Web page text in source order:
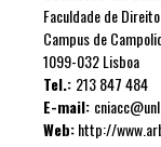
Faculdade de
Campus de
1099-032 Lisboa
Tel.: 213 847 484
E-mail:
Web:http://